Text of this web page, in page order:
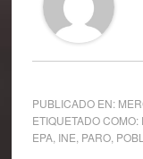
PUBLICADO EN:
ETIQUETADO COMO:
EPA, INE PARO,